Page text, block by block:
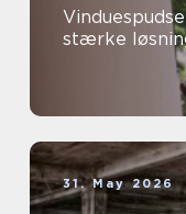
Vinduespudser
stærke
31. May 2026